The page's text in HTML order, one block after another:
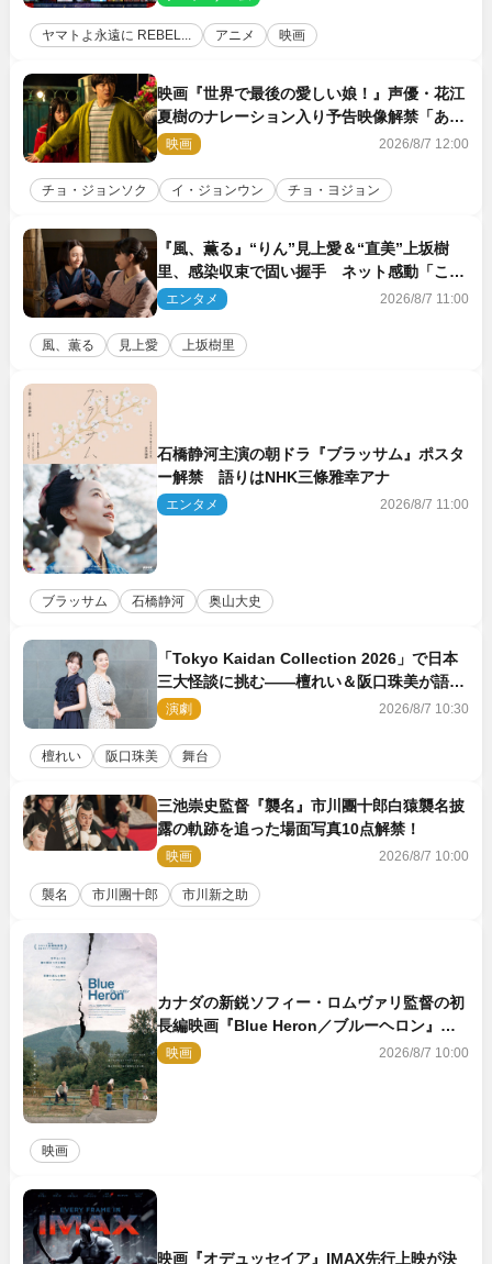
ヤマトよ永遠に REBEL... アニメ 映画
映画『世界で最後の愛しい娘！』声優・花江
夏樹のナレーション入り予告映像解禁「あふ
れ出る温かさに涙が止まらない！」
映画 2026/8/7 12:00
チョ・ジョンソク イ・ジョンウン チョ・ヨジョン
『風、薫る』“りん”見上愛＆“直美”上坂樹
里、感染収束で固い握手 ネット感動「この
バディは最強」「アツい」
エンタメ 2026/8/7 11:00
風、薫る 見上愛 上坂樹里
石橋静河主演の朝ドラ『ブラッサム』ポスタ
ー解禁 語りはNHK三條雅幸アナ
エンタメ 2026/8/7 11:00
ブラッサム 石橋静河 奥山大史
「Tokyo Kaidan Collection 2026」で日本
三大怪談に挑む――檀れい＆阪口珠美が語る
「牡丹灯籠」の新たな魅力
演劇 2026/8/7 10:30
檀れい 阪口珠美 舞台
三池崇史監督『襲名』市川團十郎白猿襲名披
露の軌跡を追った場面写真10点解禁！
映画 2026/8/7 10:00
襲名 市川團十郎 市川新之助
カナダの新鋭ソフィー・ロムヴァリ監督の初
長編映画『Blue Heron／ブルーヘロン』
10.23公開
映画 2026/8/7 10:00
映画
映画『オデュッセイア』IMAX先行上映が決